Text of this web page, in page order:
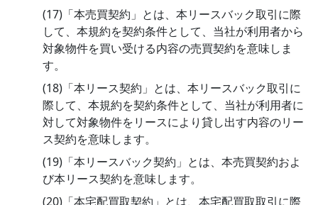
(17)「本売買契約」とは、本リースバック取引に際
して、本規約を契約条件として、当社が利用者から
対象物件を買い受ける内容の売買契約を意味しま
す。
(18)「本リース契約」とは、本リースバック取引に
際して、本規約を契約条件として、当社が利用者に
対して対象物件をリースにより貸し出す内容のリー
ス契約を意味します。
(19)「本リースバック契約」とは、本売買契約およ
び本リース契約を意味します。
(20)「本宅配買取契約」とは、本宅配買取取引に際